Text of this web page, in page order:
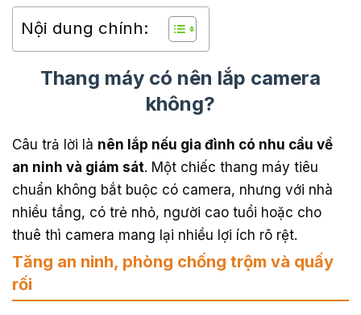
Nội dung chính:
Thang máy có nên lắp camera
không?
Câu trả lời là nên lắp nếu gia đình có nhu cầu về
an ninh và giám sát. Một chiếc thang máy tiêu
chuẩn không bắt buộc có camera, nhưng với nhà
nhiều tầng, có trẻ nhỏ, người cao tuổi hoặc cho
thuê thì camera mang lại nhiều lợi ích rõ rệt.
Tăng an ninh, phòng chống trộm và quấy
rối